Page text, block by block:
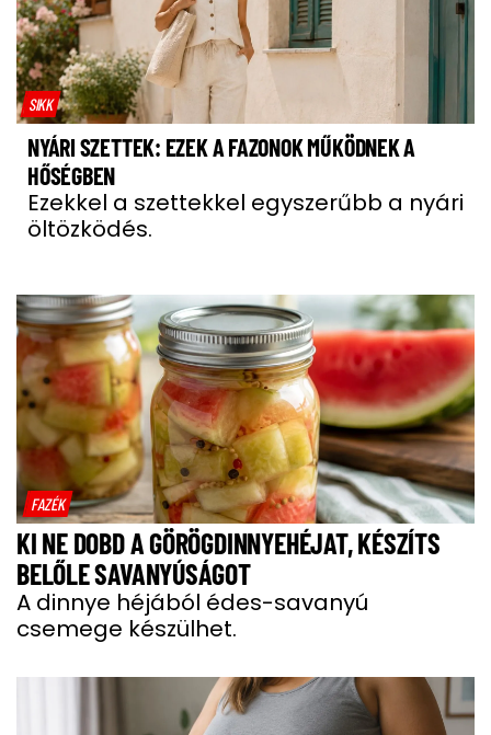
SIKK
NYÁRI SZETTEK: EZEK A FAZONOK MŰKÖDNEK A
HŐSÉGBEN
Ezekkel a szettekkel egyszerűbb a nyári
öltözködés.
FAZÉK
KI NE DOBD A GÖRÖGDINNYEHÉJAT, KÉSZÍTS
BELŐLE SAVANYÚSÁGOT
A dinnye héjából édes-savanyú
csemege készülhet.